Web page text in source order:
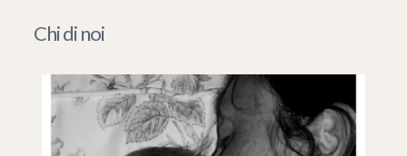
Chi di noi